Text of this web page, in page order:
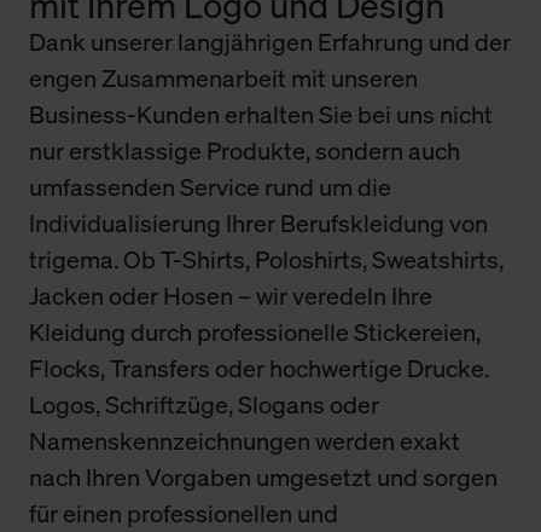
Dank unserer langjährigen Erfahrung und der
engen Zusammenarbeit mit unseren
Business-Kunden erhalten Sie bei uns nicht
nur erstklassige Produkte, sondern auch
umfassenden Service rund um die
Individualisierung Ihrer Berufskleidung von
trigema. Ob T-Shirts, Poloshirts, Sweatshirts,
Jacken oder Hosen – wir veredeln Ihre
Kleidung durch professionelle Stickereien,
Flocks, Transfers oder hochwertige Drucke.
Logos, Schriftzüge, Slogans oder
Namenskennzeichnungen werden exakt
nach Ihren Vorgaben umgesetzt und sorgen
für einen professionellen und